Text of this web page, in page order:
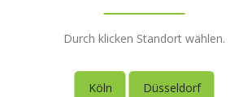
Durch klicken Standort wählen.
Köln Düsseldorf